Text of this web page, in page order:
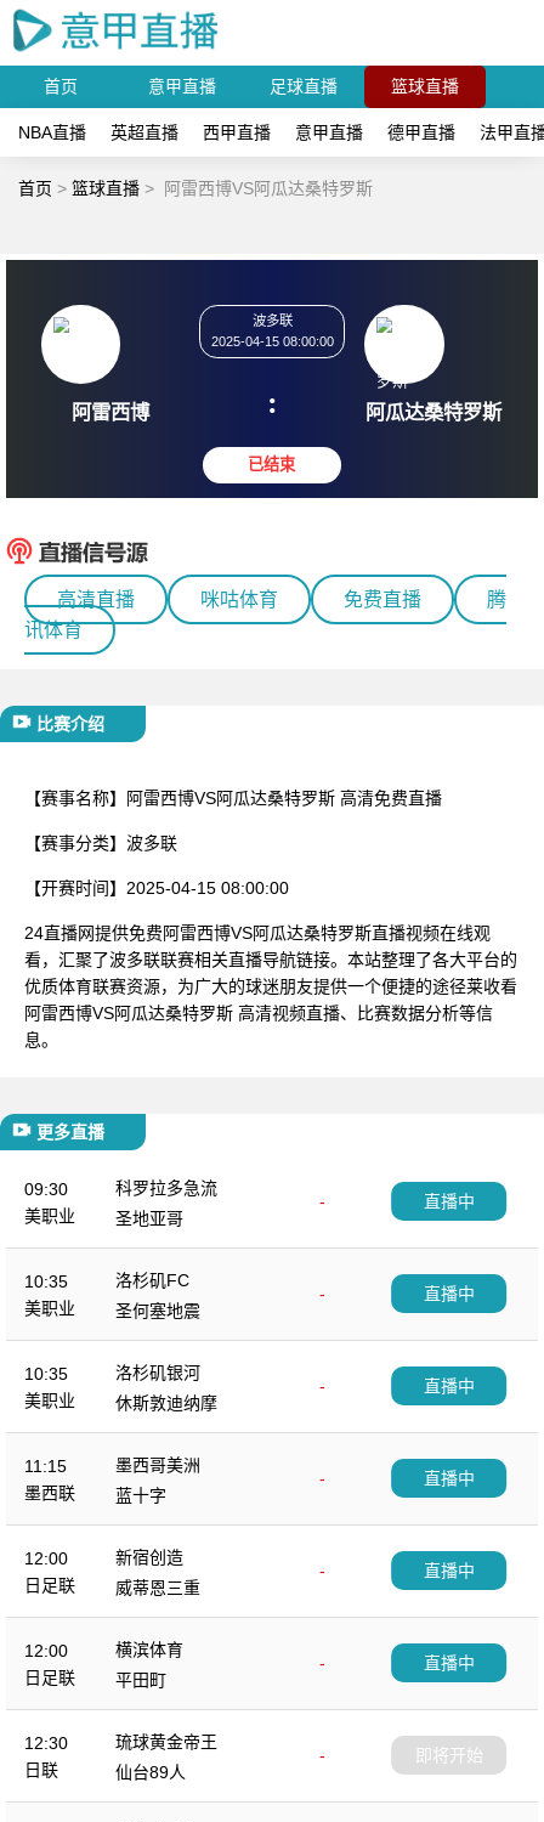
首页 意甲直播 足球直播 篮球直播
NBA直播 英超直播 西甲直播 意甲直播 德甲直播 法甲直
首页 > 篮球直播 > 阿雷西博VS阿瓜达桑特罗斯
阿雷西博
2025-04-15 08:00:00
: 阿瓜达
高清直播 咪咕体育 免费直播
腾
讯体育
比赛介绍
【赛事名称】 阿雷西博VS阿瓜达桑特罗斯 高清免费直播
【赛事分类】 波多联
【开赛时间】 2025-04-15 08:00:00
24直播网提供免费阿雷西博VS阿瓜达桑特罗斯直播视频在线观
看，汇聚了波多联联赛相关直播导航链接。本站整理了各大平台的
优质体育联赛资源，为广大的球迷朋友提供一个便捷的途径莱收看
阿雷西博VS阿瓜达桑特罗斯 高清视频直播、比赛数据分析等信
息。
更多直播
09:30
美职业
科罗拉多急流
-
圣地亚哥
直播中
10:35
美职业
洛杉矶FC
-
圣何塞地震
直播中
10:35
美职业
洛杉矶银河
-
休斯敦迪纳摩
直播中
11:15
墨西联
墨西哥美洲
-
蓝十字
直播中
12:00
日足联
新宿创造
-
威蒂恩三重
直播中
12:00
日足联
横滨体育
-
平田町
直播中
12:30
日联
琉球黄金帝王
-
仙台89人
即将开始